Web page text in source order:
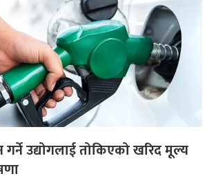
गर्ने उद्योगलाई तोकिएको खरिद मूल्य